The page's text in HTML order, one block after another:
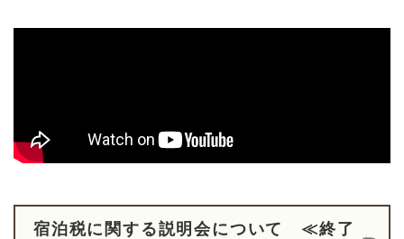
宿泊税に関する説明会について ≪終了